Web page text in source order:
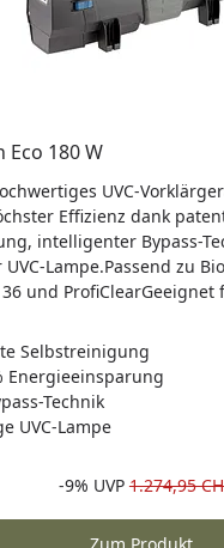
Eco 180 W
UVC-
Effizienz dank
intelligenter Bypass-
Lampe.Passend zu
und ProfiClearGeeignet
Selbstreinigung
Energieeinsparung
Technik
UVC-Lampe
Rabatt in Prozent
-9%
Ursprünglicher
UVP 1.274,95
Aktueller Preis
Zum Produkt